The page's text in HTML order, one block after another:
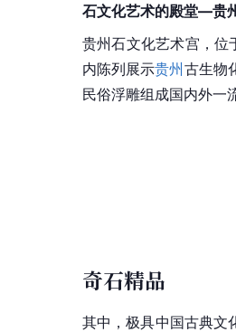
石文化艺术的殿堂—贵
贵州石文化艺术宫，位
内陈列展示贵州古生物
民俗浮雕组成国内外一
奇石精品
其中，极具中国古典文